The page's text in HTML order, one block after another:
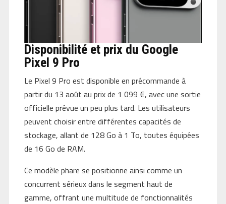
Disponibilité et prix du Google
Pixel 9 Pro
Le Pixel 9 Pro est disponible en précommande à
partir du 13 août au prix de 1 099 €, avec une sortie
officielle prévue un peu plus tard. Les utilisateurs
peuvent choisir entre différentes capacités de
stockage, allant de 128 Go à 1 To, toutes équipées
de 16 Go de RAM.
Ce modèle phare se positionne ainsi comme un
concurrent sérieux dans le segment haut de
gamme, offrant une multitude de fonctionnalités